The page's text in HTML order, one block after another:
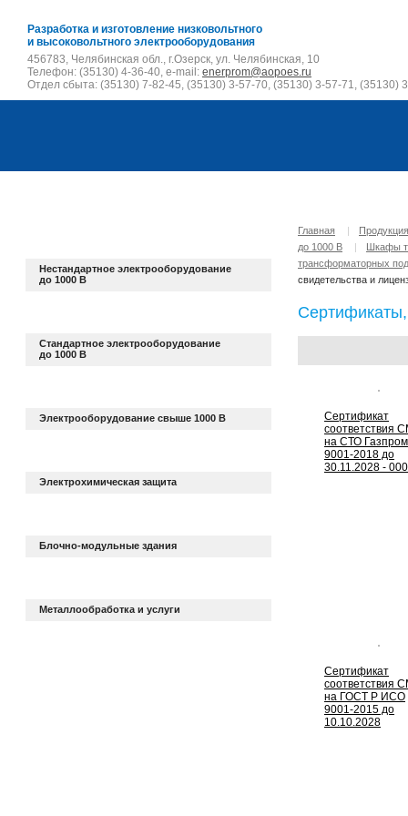
Разработка и изготовление низковольтного
и высоковольтного электрооборудования
456783, Челябинская обл., г.Озерск, ул. Челябинская, 10
Телефон: (35130) 4-36-40, e-mail: enerprom@aopoes.ru
Отдел сбыта: (35130) 7-82-45, (35130) 3-57-70, (35130) 3-57-71, (35130)
Нестандартное электрооборудование
до 1000 В
Стандартное электрооборудование
до 1000 В
Электрооборудование свыше 1000 В
Электрохимическая защита
Блочно-модульные здания
Металлообработка и услуги
Главная |
Продукция
до 1000 В
|
Шкафы
трансформаторных
свидетельства и
Сертификаты,
Сертификат
соответствия
на СТО Газпром
9001-2018 до
30.11.2028 -
Сертификат
соответствия
на ГОСТ Р ИСО
9001-2015 до
10.10.2028